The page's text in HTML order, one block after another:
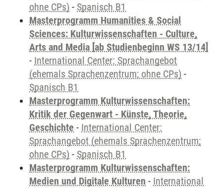
ohne CPs) - Spanisch B1
Masterprogramm Humanities & Social
Sciences: Kulturwissenschaften - Culture,
Arts and Media [ab Studienbeginn WS 13/14]
- International Center: Sprachangebot
(ehemals Sprachenzentrum; ohne CPs) -
Spanisch B1
Masterprogramm Kulturwissenschaften:
Kritik der Gegenwart - Künste, Theorie,
Geschichte - International Center:
Sprachangebot (ehemals Sprachenzentrum;
ohne CPs) - Spanisch B1
Masterprogramm Kulturwissenschaften:
Medien und Digitale Kulturen - International